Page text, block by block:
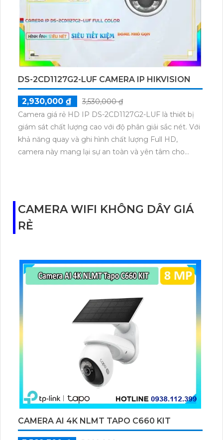
DS-2CD1127G2-LUF CAMERA IP HIKVISION
2,930,000 ₫
3,530,000 ₫
Camera giá rẻ HD IP DS-2CD1127G2-LUF là thiết bị
giám sát chất lượng cao với độ phân giải sắc nét. Với
khả năng quay và ghi hình chất lượng Full HD,
camera này mang lại sự an toàn và yên tâm cho
chuyển động. Đảm bảo bạn không bỏ lỡ bất kỳ sự
kiện quan trọng nào trong quá trình giám sát.
CAMERA WIFI KHÔNG DÂY GIÁ
RẺ
CAMERA AI 4K NLMT TAPO C660 KIT